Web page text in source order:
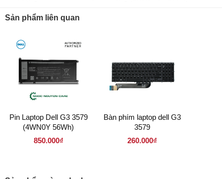
Sản phẩm liên quan
Pin Laptop Dell G3 3579
(4WN0Y 56Wh)
850.000₫
Bàn phím laptop dell G3
3579
260.000₫